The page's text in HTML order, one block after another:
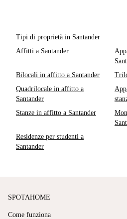
Tipi di proprietà in Santander
Affitti a Santander
Bilocali in affitto a Santander
Quadrilocale in affitto a
Santander
Stanze in affitto a Santander
Residenze per studenti a
Santander
SPOTAHOME
Come funziona